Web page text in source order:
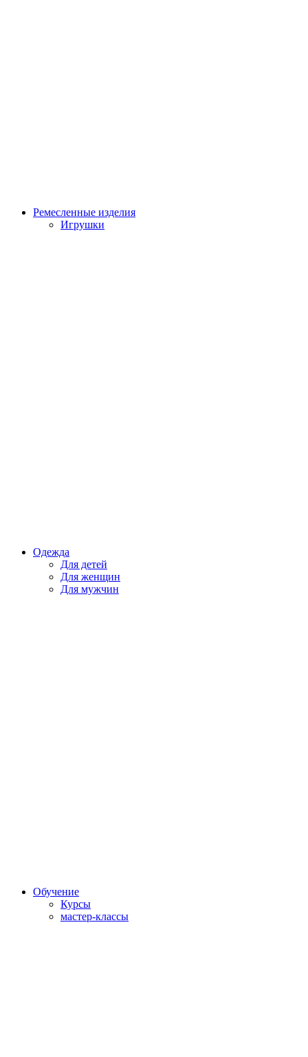
Ремесленные изделия
Игрушки
Одежда
Для детей
Для женщин
Для мужчин
Обучение
Курсы
мастер-классы